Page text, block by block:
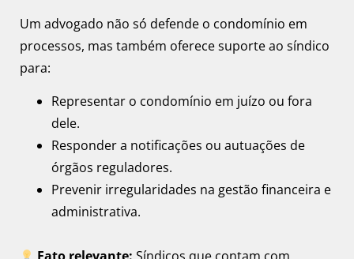
Um advogado não só defende o condomínio em
processos, mas também oferece suporte ao síndico
para:
Representar o condomínio em juízo ou fora
dele.
Responder a notificações ou autuações de
órgãos reguladores.
Prevenir irregularidades na gestão financeira e
administrativa.